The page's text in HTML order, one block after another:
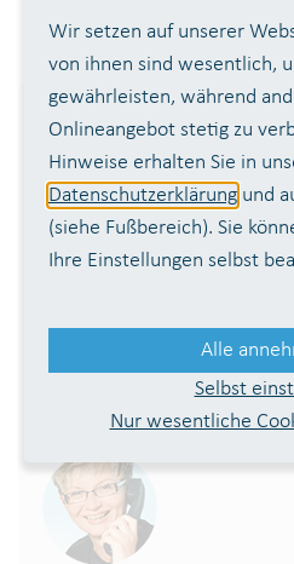
Mitglieder:
Rhein-Sieg-Kreis
Kreistadt Siegburg
Bundesstadt Bonn
DVGW
Wir setzen auf unserer
von ihnen sind wesentlich,
gewährleisten, während
Onlineangebot stetig zu
Hinweise erhalten Sie in
Datenschutzerklärung und
(siehe Fußbereich). Sie
Ihre Einstellungen selbst
Alle
Selbst
Nur wesentliche